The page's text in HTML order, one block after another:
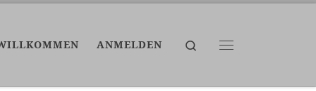
ANMELDEN
Search